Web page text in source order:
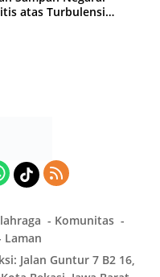
atas Turbulensi
Komunitas
Laman
Jalan Guntur 7 B2 16,